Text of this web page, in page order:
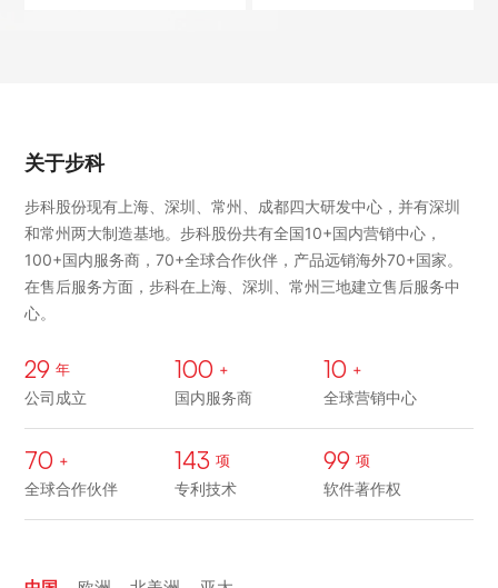
关于步科
步科股份现有上海、深圳、常州、成都四大研发中心，并有深圳
和常州两大制造基地。步科股份共有全国10+国内营销中心，
100+国内服务商，70+全球合作伙伴，产品远销海外70+国家。
在售后服务方面，步科在上海、深圳、常州三地建立售后服务中
心。
29 年
公司成立
100 +
国内服务商
10 +
全球营销中心
70 +
全球合作伙伴
143 项
专利技术
99 项
软件著作权